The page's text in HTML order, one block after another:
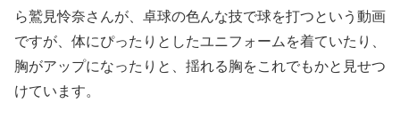
ら鷲見怜奈さんが、卓球の色んな技で球を打つという動画
ですが、体にぴったりとしたユニフォームを着ていたり、
胸がアップになったりと、揺れる胸をこれでもかと見せつ
けています。